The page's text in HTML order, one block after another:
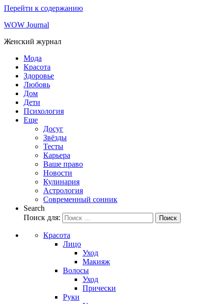
Перейти к содержанию
WOW Journal
Женский журнал
Мода
Красота
Здоровье
Любовь
Дом
Дети
Психология
Еще
Досуг
Звёзды
Тесты
Карьера
Ваше право
Новости
Кулинария
Астрология
Современный сонник
Search
Поиск для:
Поиск
Красота
Лицо
Уход
Макияж
Волосы
Уход
Прически
Руки